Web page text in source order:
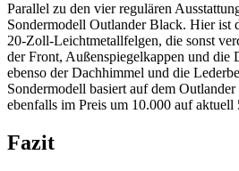
Parallel zu den vier regulären
Sondermodell Outlander Black. Hier ist
20-Zoll-Leichtmetallfelgen, die sonst
der Front, Außenspiegelkappen und die
ebenso der Dachhimmel und die
Sondermodell basiert auf dem
ebenfalls im Preis um 10.000 auf aktuell
Fazit